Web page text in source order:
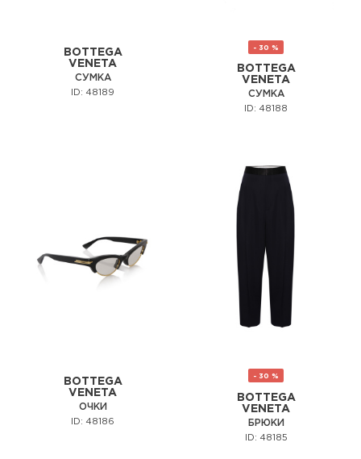
BOTTEGA
VENETA
СУМКА
ID: 48189
- 30 %
BOTTEGA
VENETA
СУМКА
ID: 48188
BOTTEGA
VENETA
ОЧКИ
ID: 48186
- 30 %
BOTTEGA
VENETA
БРЮКИ
ID: 48185